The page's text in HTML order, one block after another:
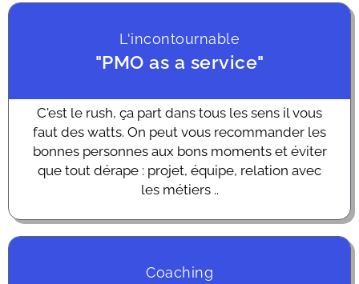
L'incontournable
"PMO as a service"
C'est le rush, ça part dans tous les sens il vous
faut des watts. On peut vous recommander les
bonnes personnes aux bons moments et éviter
que tout dérape : projet, équipe, relation avec
les métiers ..
Coaching